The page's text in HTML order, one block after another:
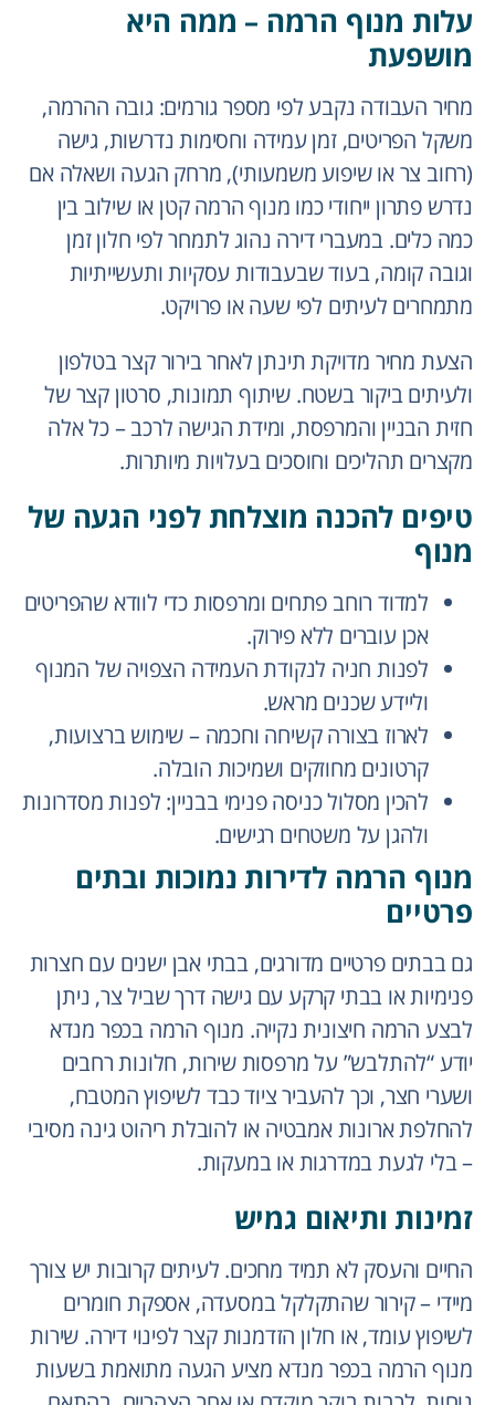
עלות מנוף הרמה – ממה היא
מושפעת
מחיר העבודה נקבע לפי מספר גורמים: גובה ההרמה,
משקל הפריטים, זמן עמידה וחסימות נדרשות, גישה
(רחוב צר או שיפוע משמעותי), מרחק הגעה ושאלה אם
נדרש פתרון ייחודי כמו מנוף הרמה קטן או שילוב בין
כמה כלים. במעברי דירה נהוג לתמחר לפי חלון זמן
וגובה קומה, בעוד שבעבודות עסקיות ותעשייתיות
מתמחרים לעיתים לפי שעה או פרויקט.
הצעת מחיר מדויקת תינתן לאחר בירור קצר בטלפון
ולעיתים ביקור בשטח. שיתוף תמונות, סרטון קצר של
חזית הבניין והמרפסת, ומידת הגישה לרכב – כל אלה
מקצרים תהליכים וחוסכים בעלויות מיותרות.
טיפים להכנה מוצלחת לפני הגעה של
מנוף
למדוד רוחב פתחים ומרפסות כדי לוודא שהפריטים
אכן עוברים ללא פירוק.
לפנות חניה לנקודת העמידה הצפויה של המנוף
וליידע שכנים מראש.
לארוז בצורה קשיחה וחכמה – שימוש ברצועות,
קרטונים מחוזקים ושמיכות הובלה.
להכין מסלול כניסה פנימי בבניין: לפנות מסדרונות
ולהגן על משטחים רגישים.
מנוף הרמה לדירות נמוכות ובתים
פרטיים
גם בבתים פרטיים מדורגים, בבתי אבן ישנים עם חצרות
פנימיות או בבתי קרקע עם גישה דרך שביל צר, ניתן
לבצע הרמה חיצונית נקייה. מנוף הרמה בכפר מנדא
יודע “להתלבש” על מרפסות שירות, חלונות רחבים
ושערי חצר, וכך להעביר ציוד כבד לשיפוץ המטבח,
להחלפת ארונות אמבטיה או להובלת ריהוט גינה מסיבי
– בלי לגעת במדרגות או במעקות.
זמינות ותיאום גמיש
החיים והעסק לא תמיד מחכים. לעיתים קרובות יש צורך
מיידי – קירור שהתקלקל במסעדה, אספקת חומרים
לשיפוץ עומד, או חלון הזדמנות קצר לפינוי דירה. שירות
מנוף הרמה בכפר מנדא מציע הגעה מתואמת בשעות